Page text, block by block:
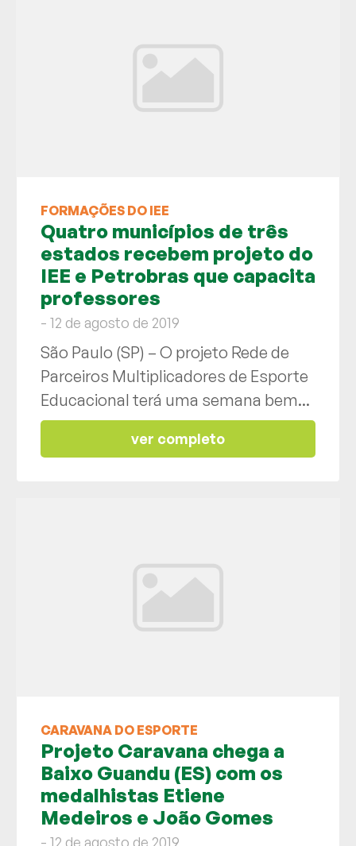
FORMAÇÕES DO IEE
Quatro municípios de três
estados recebem projeto do
IEE e Petrobras que capacita
professores
- 12 de agosto de 2019
São Paulo (SP) – O projeto Rede de
Parceiros Multiplicadores de Esporte
Educacional terá uma semana bem...
ver completo
CARAVANA DO ESPORTE
Projeto Caravana chega a
Baixo Guandu (ES) com os
medalhistas Etiene
Medeiros e João Gomes
- 12 de agosto de 2019